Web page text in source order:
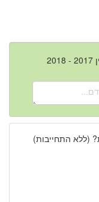
יש לך שאלה על אאודי A3 היברידי פלאג-אין 2017 - 2018
(ללא התחייבות)